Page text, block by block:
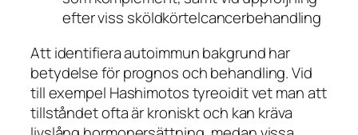
efter viss sköldkörtelcancerbehandling
Att identifiera autoimmun bakgrund har
betydelse för prognos och behandling. Vid
till exempel Hashimotos tyreoidit vet man att
tillståndet ofta är kroniskt och kan kräva